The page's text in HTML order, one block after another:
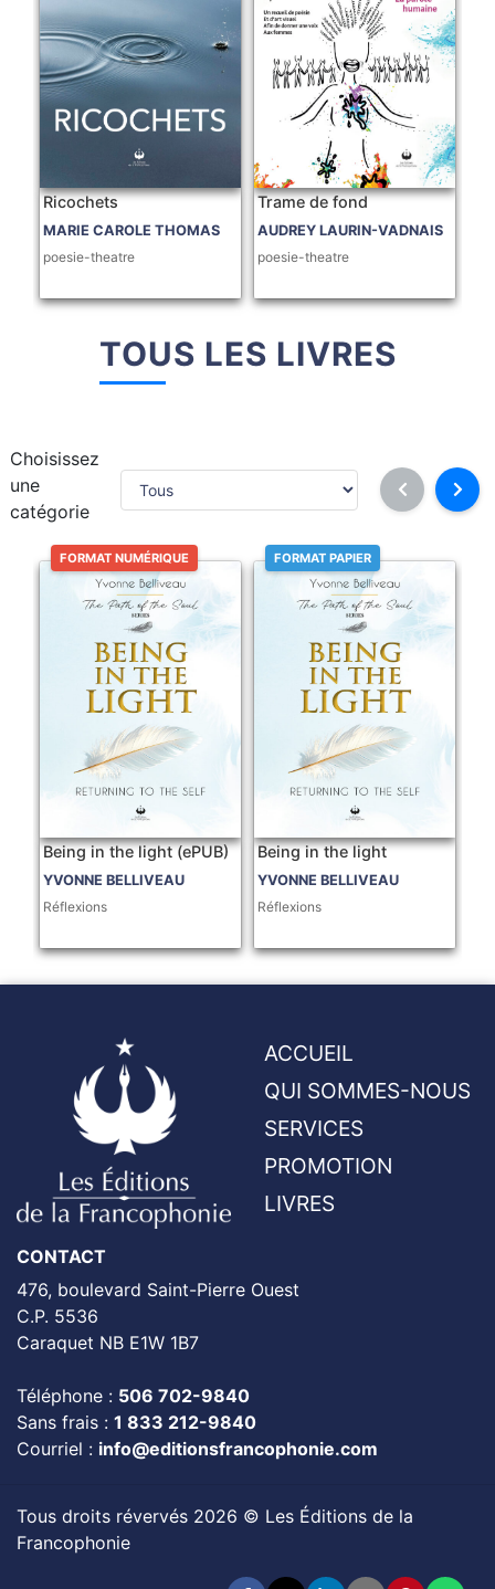
Ricochets
MARIE CAROLE THOMAS
poesie-theatre
Trame de fond
AUDREY LAURIN-VADNAIS
poesie-theatre
TOUS LES LIVRES
Choisissez
une
catégorie
FORMAT NUMÉRIQUE
Being in the light (ePUB)
YVONNE BELLIVEAU
Réflexions
FORMAT PAPIER
Being in the light
YVONNE BELLIVEAU
Réflexions
ACCUEIL
QUI SOMMES-NOUS
SERVICES
PROMOTION
LIVRES
CONTACT
476, boulevard Saint-Pierre Ouest
C.P. 5536
Caraquet NB E1W 1B7
Téléphone : 506 702-9840
Sans frais : 1 833 212-9840
Courriel : info@editionsfrancophonie.com
Tous droits révervés 2026 © Les Éditions de la
Francophonie